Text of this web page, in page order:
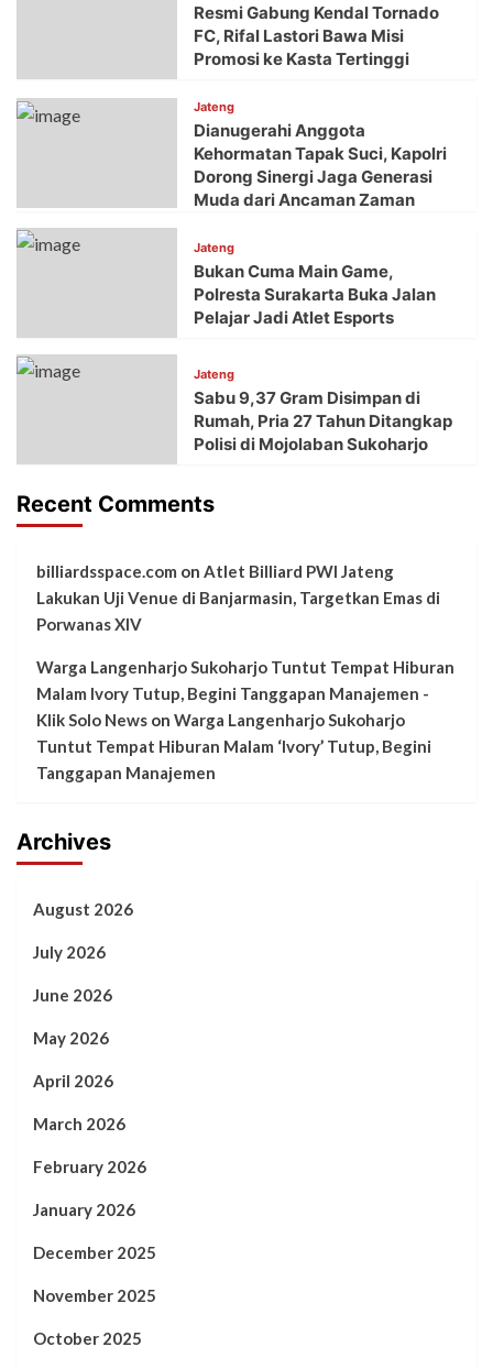
Resmi Gabung Kendal Tornado
FC, Rifal Lastori Bawa Misi
Promosi ke Kasta Tertinggi
Jateng
Dianugerahi Anggota
Kehormatan Tapak Suci, Kapolri
Dorong Sinergi Jaga Generasi
Muda dari Ancaman Zaman
Jateng
Bukan Cuma Main Game,
Polresta Surakarta Buka Jalan
Pelajar Jadi Atlet Esports
Jateng
Sabu 9,37 Gram Disimpan di
Rumah, Pria 27 Tahun Ditangkap
Polisi di Mojolaban Sukoharjo
Recent Comments
billiardsspace.com on Atlet Billiard PWI Jateng
Lakukan Uji Venue di Banjarmasin, Targetkan Emas di
Porwanas XIV
Warga Langenharjo Sukoharjo Tuntut Tempat Hiburan
Malam Ivory Tutup, Begini Tanggapan Manajemen -
Klik Solo News on Warga Langenharjo Sukoharjo
Tuntut Tempat Hiburan Malam ‘Ivory’ Tutup, Begini
Tanggapan Manajemen
Archives
August 2026
July 2026
June 2026
May 2026
April 2026
March 2026
February 2026
January 2026
December 2025
November 2025
October 2025